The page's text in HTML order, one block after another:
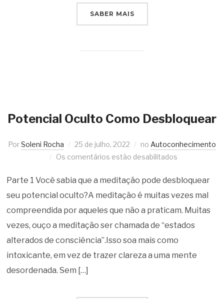
SABER MAIS
Potencial Oculto Como Desbloquear
PorSoleni Rocha 25 de julho, 2022 no Autoconhecimento
Os comentários estão desabilitados
Parte 1 Você sabia que a meditação pode desbloquear
seu potencial oculto?A meditação é muitas vezes mal
compreendida por aqueles que não a praticam. Muitas
vezes, ouço a meditação ser chamada de “estados
alterados de consciência”.Isso soa mais como
intoxicante, em vez de trazer clareza a uma mente
desordenada. Sem […]